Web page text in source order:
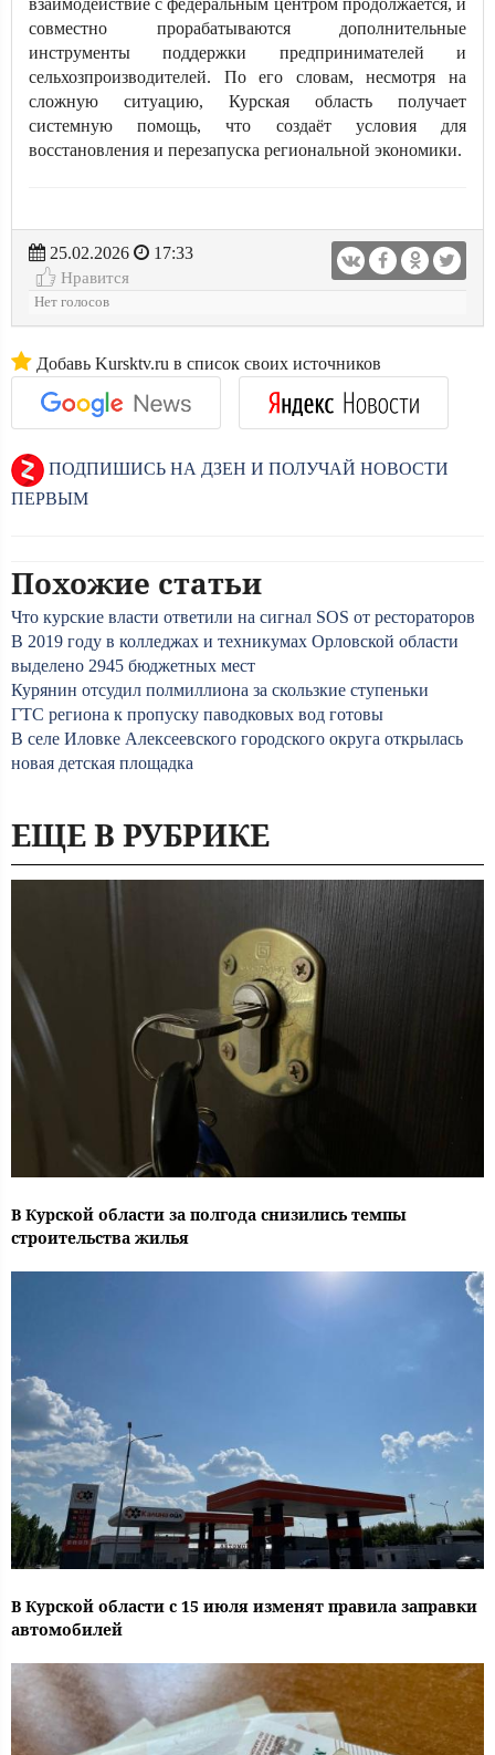
взаимодействие с федеральным центром продолжается, и
совместно прорабатываются дополнительные
инструменты поддержки предпринимателей и
сельхозпроизводителей. По его словам, несмотря на
сложную ситуацию, Курская область получает
системную помощь, что создаёт условия для
восстановления и перезапуска региональной экономики.
25.02.2026
17:33
Нравится
Нет голосов
Добавь Kursktv.ru в список своих источников
ПОДПИШИСЬ НА ДЗЕН И ПОЛУЧАЙ НОВОСТИ
ПЕРВЫМ
Похожие статьи
Что курские власти ответили на сигнал SOS от рестораторов
В 2019 году в колледжах и техникумах Орловской области
выделено 2945 бюджетных мест
Курянин отсудил полмиллиона за скользкие ступеньки
ГТС региона к пропуску паводковых вод готовы
В селе Иловке Алексеевского городского округа открылась
новая детская площадка
ЕЩЕ В РУБРИКЕ
В Курской области за полгода снизились темпы
строительства жилья
В Курской области с 15 июля изменят правила заправки
автомобилей